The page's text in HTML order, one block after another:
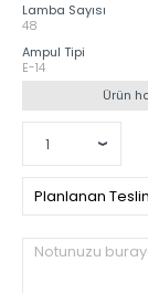
Lamba Sayısı
48
Ampul Tipi
E-14
Ürün
Planlanan
Notunuzu